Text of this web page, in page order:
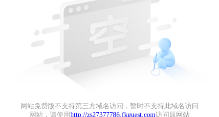
网站免费版不支持第三方域名访问，暂时不支持此域名访问
网站，请使用 http://zs27377786.fkguest.com访问原网站